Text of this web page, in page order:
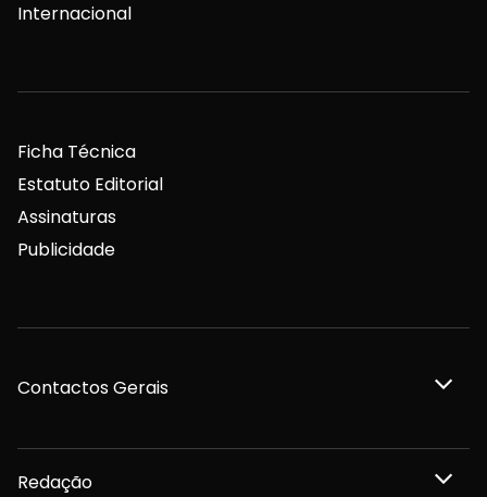
Internacional
Ficha Técnica
Estatuto Editorial
Assinaturas
Publicidade
Contactos Gerais
Redação